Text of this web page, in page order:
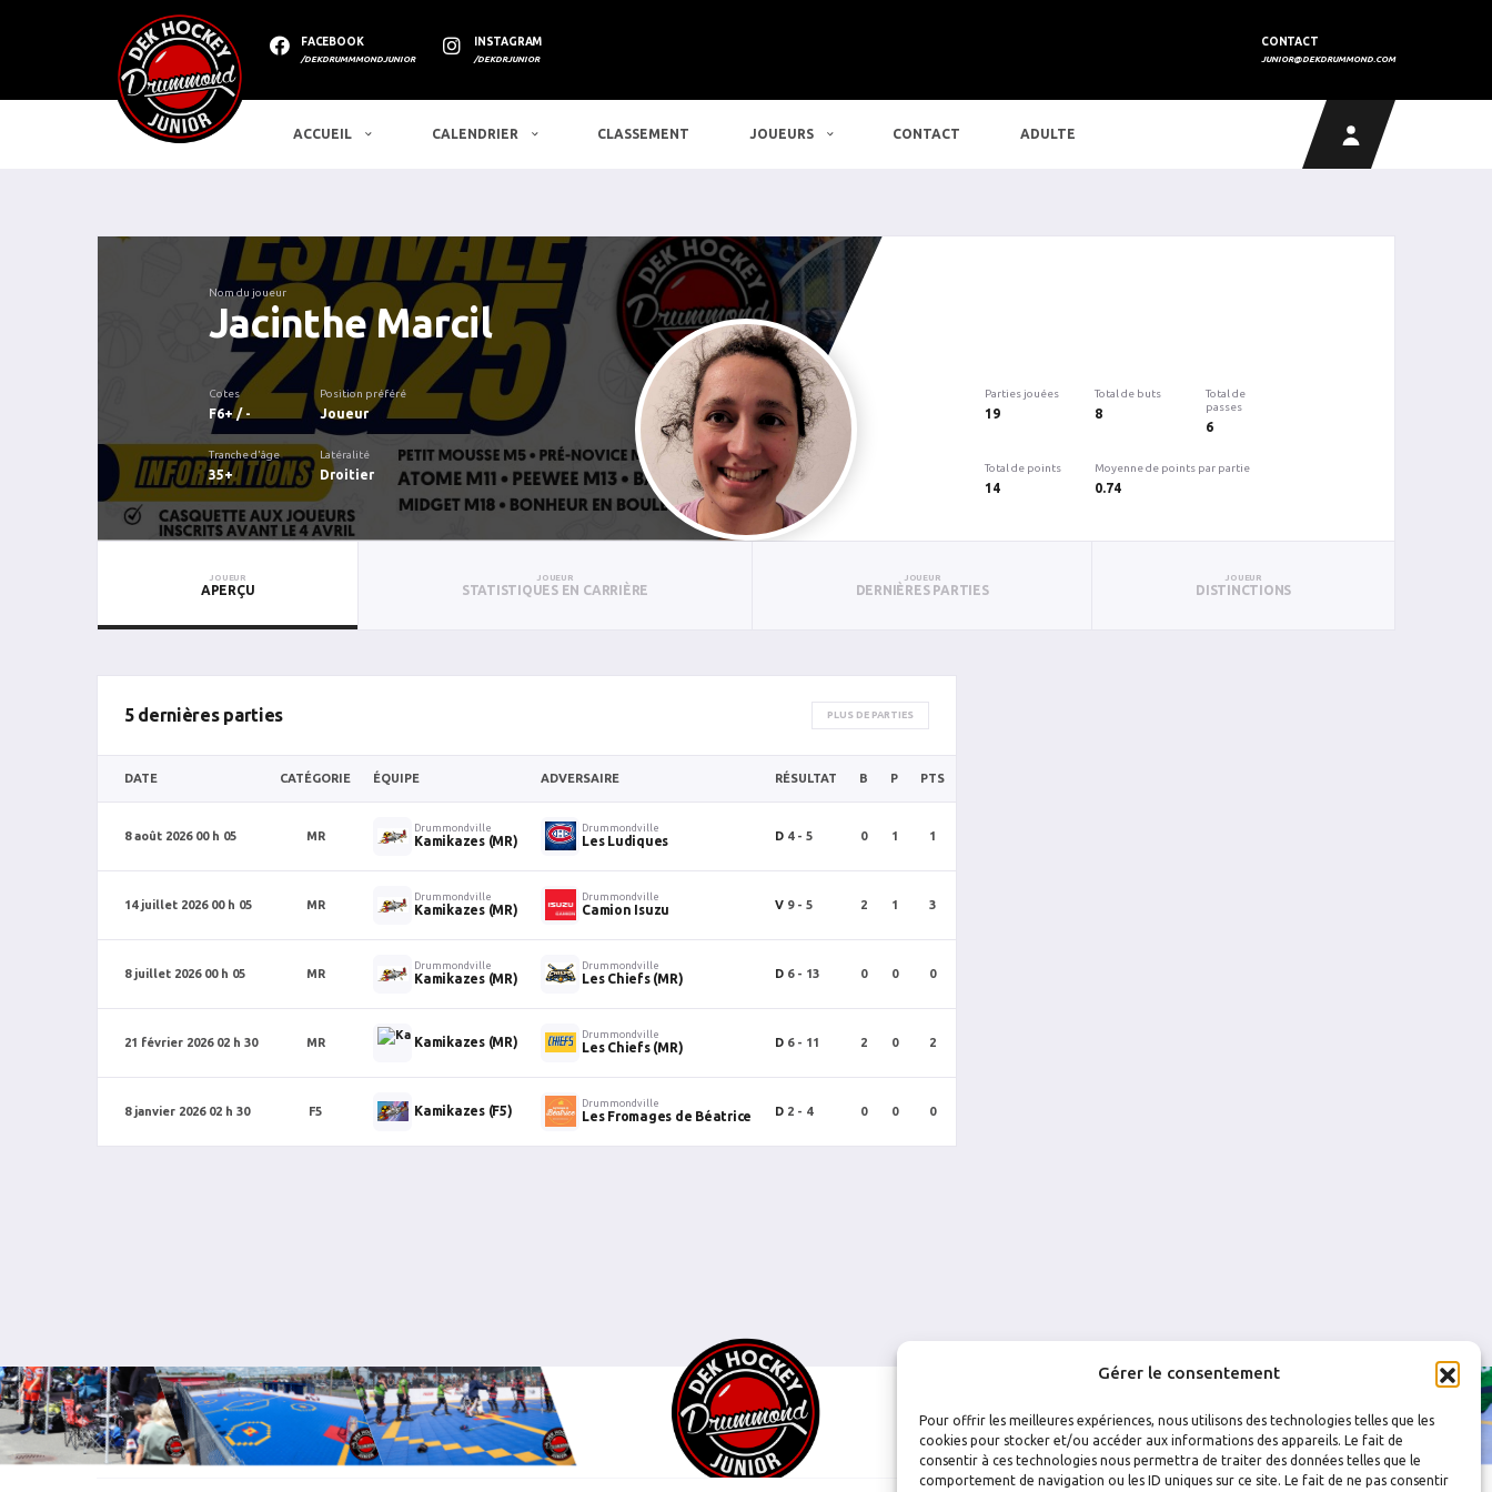
Gérer le consentement
Pour offrir les meilleures expériences, nous utilisons des technologies telles que les
cookies pour stocker et/ou accéder aux informations des appareils. Le fait de
consentir à ces technologies nous permettra de traiter des données telles que le
comportement de navigation ou les ID uniques sur ce site. Le fait de ne pas consentir
FACEBOOK
/DEKDRUMMMONDJUNIOR
INSTAGRAM
/DEKDRJUNIOR
CONTACT
JUNIOR@DEKDRUMMOND.COM
ACCUEIL CALENDRIER CLASSEMENT JOUEURS CONTACT ADULTE
Nom du joueur
Jacinthe Marcil
Cotes
F6+ / -
Position préféré
Joueur
Tranche d'âge
35+
Latéralité
Droitier
Parties jouées
19
Total de buts
8
Total de
passes
6
Total de points
14
Moyenne de points par partie
0.74
JOUEUR
APERÇU
JOUEUR
STATISTIQUES EN CARRIÈRE
JOUEUR
DERNIÈRES PARTIES
JOUEUR
DISTINCTIONS
5 dernières parties PLUS DE PARTIES
DATE CATÉGORIE ÉQUIPE ADVERSAIRE RÉSULTAT B P PTS
8 août 2026 00 h 05 MR
Drummondville
Kamikazes (MR)
Drummondville
Les Ludiques D 4 - 5 0 1 1
14 juillet 2026 00 h 05 MR
Drummondville
Kamikazes (MR)
Drummondville
Camion Isuzu V 9 - 5 2 1 3
8 juillet 2026 00 h 05 MR
Drummondville
Kamikazes (MR)
Drummondville
Les Chiefs (MR) D 6 - 13 0 0 0
21 février 2026 02 h 30 MR Kamikazes (MR) Drummondville
Les Chiefs (MR) D 6 - 11 2 0 2
8 janvier 2026 02 h 30 F5 Kamikazes (F5) Drummondville
Les Fromages de Béatrice D 2 - 4 0 0 0